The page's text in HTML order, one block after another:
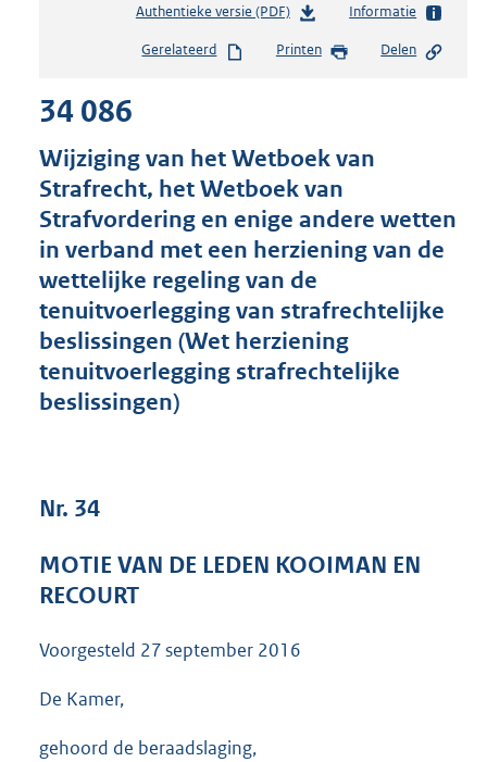
Authentieke versie (PDF)b
s
s
g
r
o
t
t
:
3
Informatie
Gerelateerd Printen Delen
34 086
Wijziging van het Wetboek van
Strafrecht, het Wetboek van
Strafvordering en enige andere wetten
in verband met een herziening van de
wettelijke regeling van de
tenuitvoerlegging van strafrechtelijke
beslissingen (Wet herziening
tenuitvoerlegging strafrechtelijke
beslissingen)
Nr. 34
MOTIE VAN DE LEDEN KOOIMAN EN
RECOURT
Voorgesteld 27 september 2016
De Kamer,
gehoord de beraadslaging,